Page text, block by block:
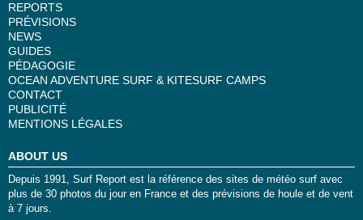
REPORTS
PRÉVISIONS
NEWS
GUIDES
PÉDAGOGIE
OCEAN ADVENTURE SURF & KITESURF CAMPS
CONTACT
PUBLICITÉ
MENTIONS LÉGALES
ABOUT US
Depuis 1991, Surf Report est la référence des sites de météo surf avec
plus de 30 photos du jour en France et des prévisions de houle et de vent
à 7 jours.